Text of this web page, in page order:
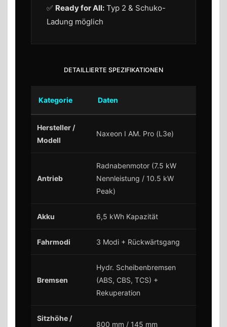
✅ Ready for All: Typ 2 & Schuko-
Ladung möglich
DETAILLIERTE SPEZIFIKATIONEN
Kategorie Daten
Hersteller /
Modell
Naxeon I AM. Pro (L3e)
Antrieb
Radnabenmotor (7.5 kW
Nennleistung / 10.5 kW
Peak)
Akku 6,5 kWh Kapazität
Fahrmodi 3 Modi + Rückwärtsgang
Bremsen
Hydr. Scheibenbremsen
(ABS, CBS, TCS) +
Rekuperation
Sitzhöhe /
800 mm / 145 mm